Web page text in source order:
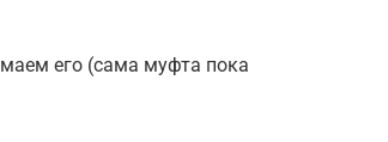
его (сама муфта пока